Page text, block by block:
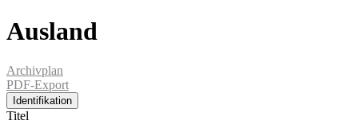
Ausland
Archivplan
PDF-Export
Identifikation
Titel